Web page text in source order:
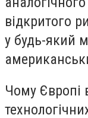
відкритого
у будь-який
Чому Європі